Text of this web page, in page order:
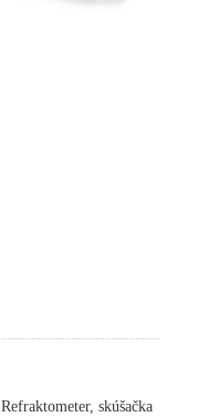
Refraktometer, skúšačka